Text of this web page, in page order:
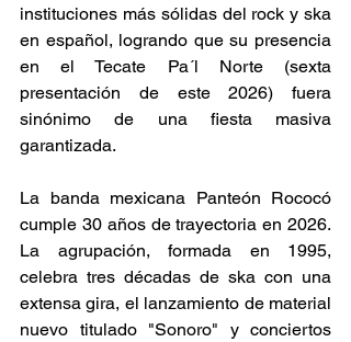
instituciones más sólidas del rock y ska
en español, logrando que su presencia
en el Tecate Pa´l Norte (sexta
presentación de este 2026) fuera
sinónimo de una fiesta masiva
garantizada.
La banda mexicana Panteón Rococó
cumple 30 años de trayectoria en 2026.
La agrupación, formada en 1995,
celebra tres décadas de ska con una
extensa gira, el lanzamiento de material
nuevo titulado "Sonoro" y conciertos